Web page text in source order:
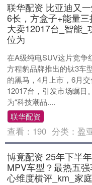
联华配资 比亚迪又
6长，方盒子+能量
大卖12017台_智能_
位为
在A级纯电SUV这片竞争
方程豹品牌推出的钛3车
的黑马，4月上市，6月
12017台，引发市场瞩目
为“科技潮品....
联华配资
查看： 190 分类：盈
博竟配资 25年下半
MPV车型？最热五
心维度横评_km_家